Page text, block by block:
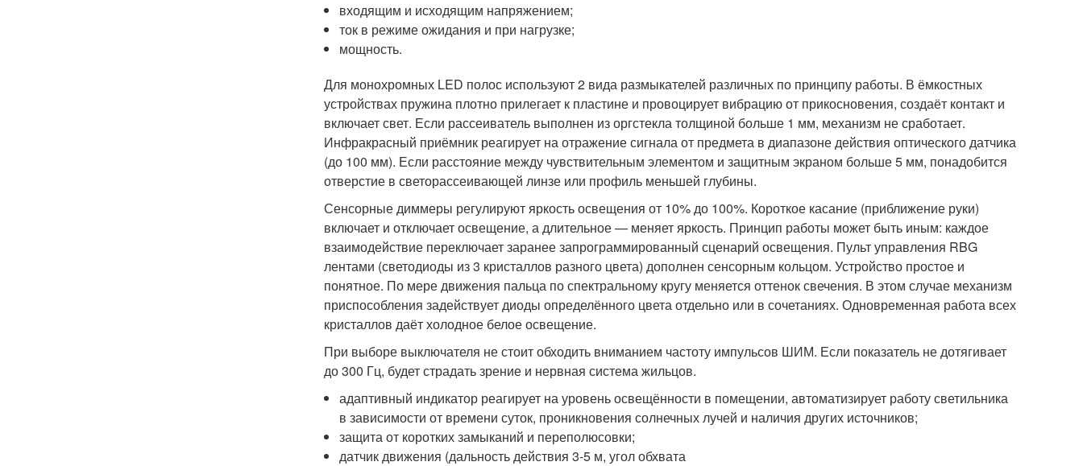
входящим и исходящим напряжением;
ток в режиме ожидания и при нагрузке;
мощность.
Для монохромных LED полос используют 2 вида размыкателей различных по принципу работы. В ёмкостных
устройствах пружина плотно прилегает к пластине и провоцирует вибрацию от прикосновения, создаёт контакт и
включает свет. Если рассеиватель выполнен из оргстекла толщиной больше 1 мм, механизм не сработает.
Инфракрасный приёмник реагирует на отражение сигнала от предмета в диапазоне действия оптического датчика
(до 100 мм). Если расстояние между чувствительным элементом и защитным экраном больше 5 мм, понадобится
отверстие в светорассеивающей линзе или профиль меньшей глубины.
Сенсорные диммеры регулируют яркость освещения от 10% до 100%. Короткое касание (приближение руки)
включает и отключает освещение, а длительное — меняет яркость. Принцип работы может быть иным: каждое
взаимодействие переключает заранее запрограммированный сценарий освещения. Пульт управления RBG
лентами (светодиоды из 3 кристаллов разного цвета) дополнен сенсорным кольцом. Устройство простое и
понятное. По мере движения пальца по спектральному кругу меняется оттенок свечения. В этом случае механизм
приспособления задействует диоды определённого цвета отдельно или в сочетаниях. Одновременная работа всех
кристаллов даёт холодное белое освещение.
При выборе выключателя не стоит обходить вниманием частоту импульсов ШИМ. Если показатель не дотягивает
до 300 Гц, будет страдать зрение и нервная система жильцов.
адаптивный индикатор реагирует на уровень освещённости в помещении, автоматизирует работу светильника
в зависимости от времени суток, проникновения солнечных лучей и наличия других источников;
защита от коротких замыканий и переполюсовки;
датчик движения (дальность действия 3-5 м, угол обхвата